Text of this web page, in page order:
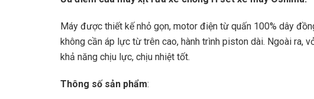
Máy được thiết kế nhỏ gọn, motor điện từ quấn 100% dây
không cần áp lực từ trên cao, hành trình piston dài. Ngoài ra,
khả năng chịu lực, chịu nhiệt tốt.
Thông số sản phẩm: